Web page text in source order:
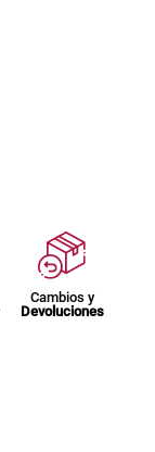
Cambios y
Devoluciones